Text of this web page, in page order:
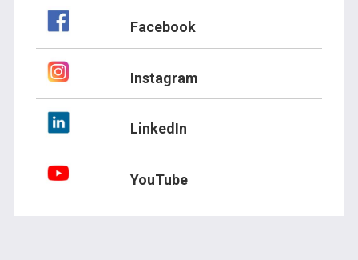
Facebook
Instagram
LinkedIn
YouTube